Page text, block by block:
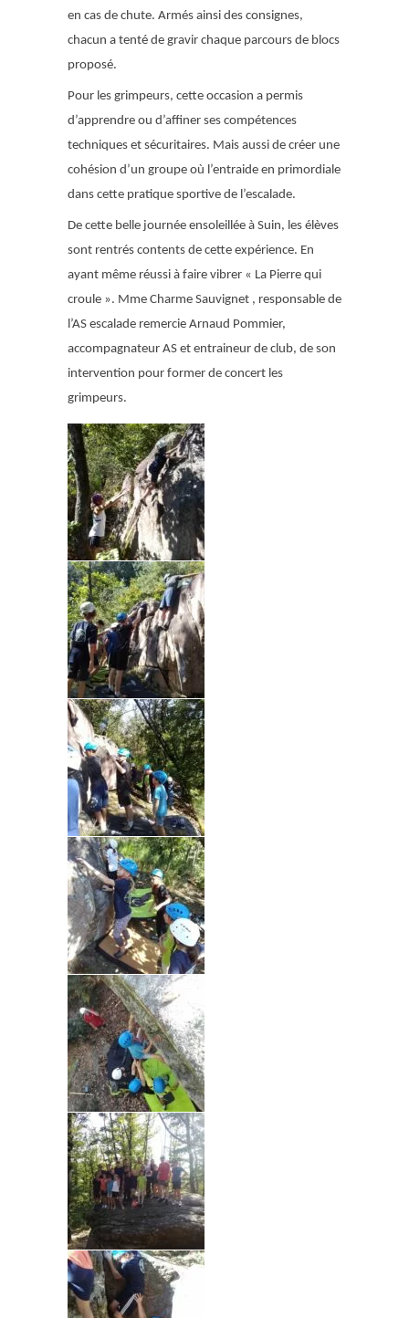
en cas de chute. Armés ainsi des consignes,
chacun a tenté de gravir chaque parcours de blocs
proposé.
Pour les grimpeurs, cette occasion a permis
d’apprendre ou d’affiner ses compétences
techniques et sécuritaires. Mais aussi de créer une
cohésion d’un groupe où l’entraide en primordiale
dans cette pratique sportive de l’escalade.
De cette belle journée ensoleillée à Suin, les élèves
sont rentrés contents de cette expérience. En
ayant même réussi à faire vibrer « La Pierre qui
croule ». Mme Charme Sauvignet , responsable de
l’AS escalade remercie Arnaud Pommier,
accompagnateur AS et entraineur de club, de son
intervention pour former de concert les
grimpeurs.